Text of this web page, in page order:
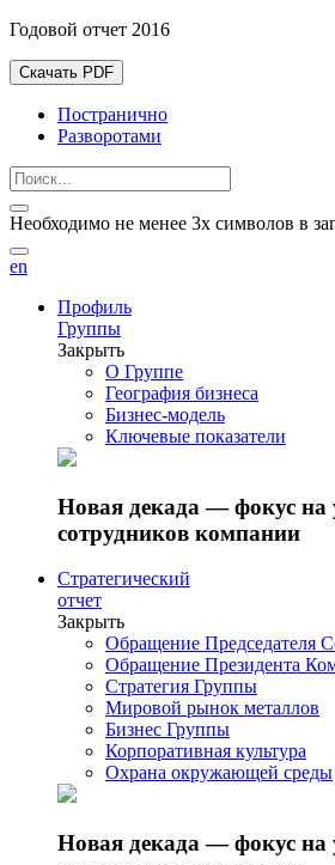
Годовой отчет 2016
Скачать PDF
Постранично
Разворотами
Необходимо не менее 3х символов в
en
Профиль
Группы
Закрыть
О Группе
География бизнеса
Бизнес-модель
Ключевые показатели
Новая декада — фокус на
сотрудников компании
Стратегический
отчет
Закрыть
Обращение Председателя
Обращение Президента
Стратегия Группы
Мировой рынок металлов
Бизнес Группы
Корпоративная культура
Охрана окружающей среды
Новая декада — фокус на